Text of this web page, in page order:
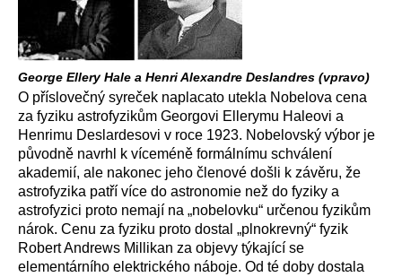
George Ellery Hale a Henri Alexandre Deslandres (vpravo)
O příslovečný syreček naplacato utekla Nobelova cena
za fyziku astrofyzikům Georgovi Ellerymu Haleovi a
Henrimu Deslardesovi v roce 1923. Nobelovský výbor je
původně navrhl k víceméně formálnímu schválení
akademií, ale nakonec jeho členové došli k závěru, že
astrofyzika patří více do astronomie než do fyziky a
astrofyzici proto nemají na „nobelovku“ určenou fyzikům
nárok. Cenu za fyziku proto dostal „plnokrevný“ fyzik
Robert Andrews Millikan za objevy týkající se
elementárního elektrického náboje. Od té doby dostala